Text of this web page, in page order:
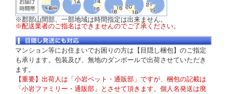
※郡部山間部、一部地域は時間指定は出来ません。
※配送業者のご指名はできませんのでご了承ください。
マンション等にお住まいでお困りの方は【目隠し梱包】のご指定
も承ります。包装及び、無地のダンボールで出荷させていただき
ます。
【重要】出荷人は「小岩ペット・通販部」ですが、梱包の記載は
「小岩ファミリー・通販部」とさせて頂きます。個人名発送は廃